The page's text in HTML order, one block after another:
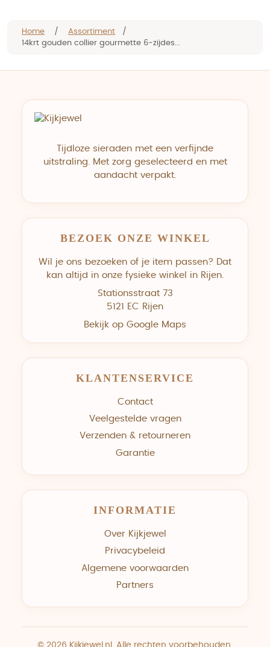
Home / Assortiment
/
14krt gouden collier gourmette 6-zijdes...
Tijdloze sieraden met een verfijnde
uitstraling. Met zorg geselecteerd en met
aandacht verpakt.
BEZOEK ONZE WINKEL
Wil je ons bezoeken of je item passen? Dat
kan altijd in onze fysieke winkel in Rijen.
Stationsstraat 73
5121 EC Rijen
Bekijk op Google Maps
KLANTENSERVICE
Contact
Veelgestelde vragen
Verzenden & retourneren
Garantie
INFORMATIE
Over Kijkjewel
Privacybeleid
Algemene voorwaarden
Partners
© 2026 Kijkjewel.nl. Alle rechten voorbehouden.